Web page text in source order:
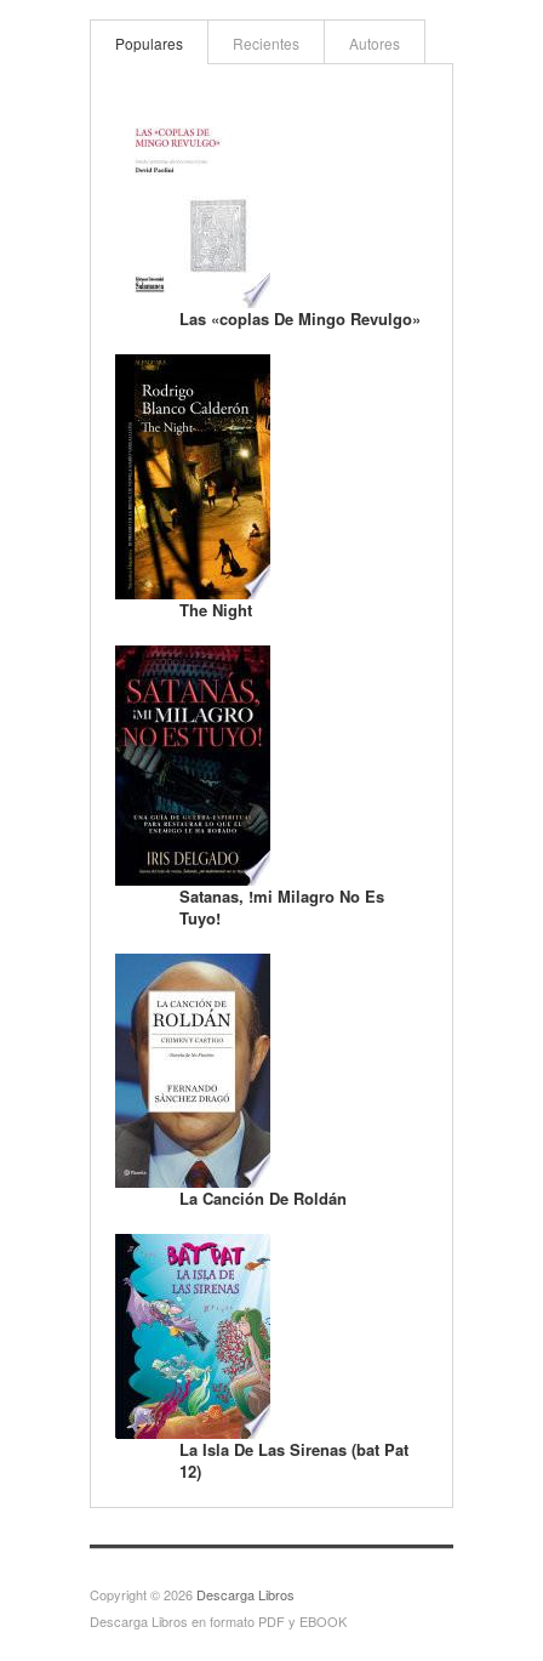
Populares Recientes Autores
Las «coplas De Mingo Revulgo»
The Night
Satanas, !mi Milagro No Es
Tuyo!
La Canción De Roldán
La Isla De Las Sirenas (bat Pat
12)
Copyright © 2026 Descarga Libros
Descarga Libros en formato PDF y EBOOK